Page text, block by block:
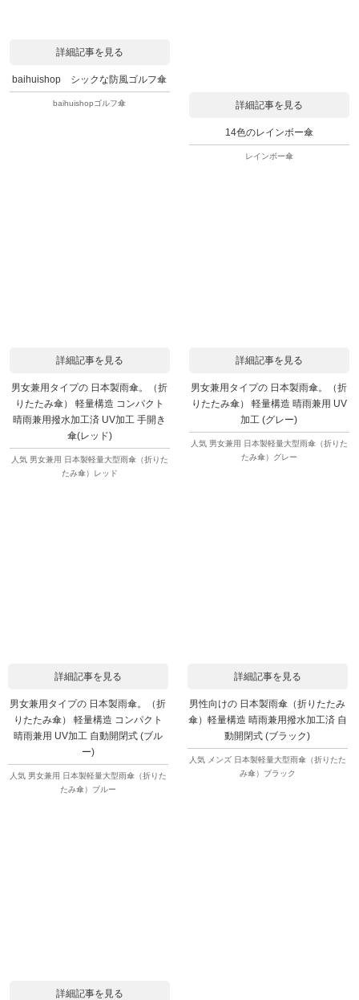
詳細記事を見る
baihuishop シックな防風ゴルフ傘
baihuishopゴルフ傘 詳細記事を見る
14色のレインボー傘
レインボー傘
詳細記事を見る
男女兼用タイプの 日本製雨傘。（折
りたたみ傘） 軽量構造 コンパクト
晴雨兼用撥水加工済 UV加工 手開き
傘(レッド)
人気 男女兼用 日本製軽量大型雨傘（折りた
たみ傘）レッド
詳細記事を見る
男女兼用タイプの 日本製雨傘。（折
りたたみ傘） 軽量構造 晴雨兼用 UV
加工 (グレー)
人気 男女兼用 日本製軽量大型雨傘（折りた
たみ傘）グレー
詳細記事を見る
男女兼用タイプの 日本製雨傘。（折
りたたみ傘） 軽量構造 コンパクト
晴雨兼用 UV加工 自動開閉式 (ブル
ー)
人気 男女兼用 日本製軽量大型雨傘（折りた
たみ傘）ブルー
詳細記事を見る
男性向けの 日本製雨傘（折りたたみ
傘）軽量構造 晴雨兼用撥水加工済 自
動開閉式 (ブラック)
人気 メンズ 日本製軽量大型雨傘（折りたた
み傘）ブラック
詳細記事を見る